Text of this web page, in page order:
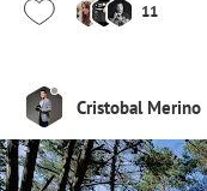
11
Cristobal Merino